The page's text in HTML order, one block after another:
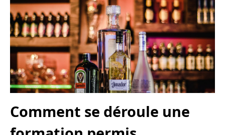
Comment se déroule une